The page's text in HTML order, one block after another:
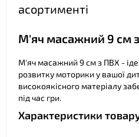
асортименті
М'яч масажний 9 см
М'яч масажний 9 см з ПВХ -
розвитку моторики у вашої
високоякісного матеріалу
під час гри.
Характеристики